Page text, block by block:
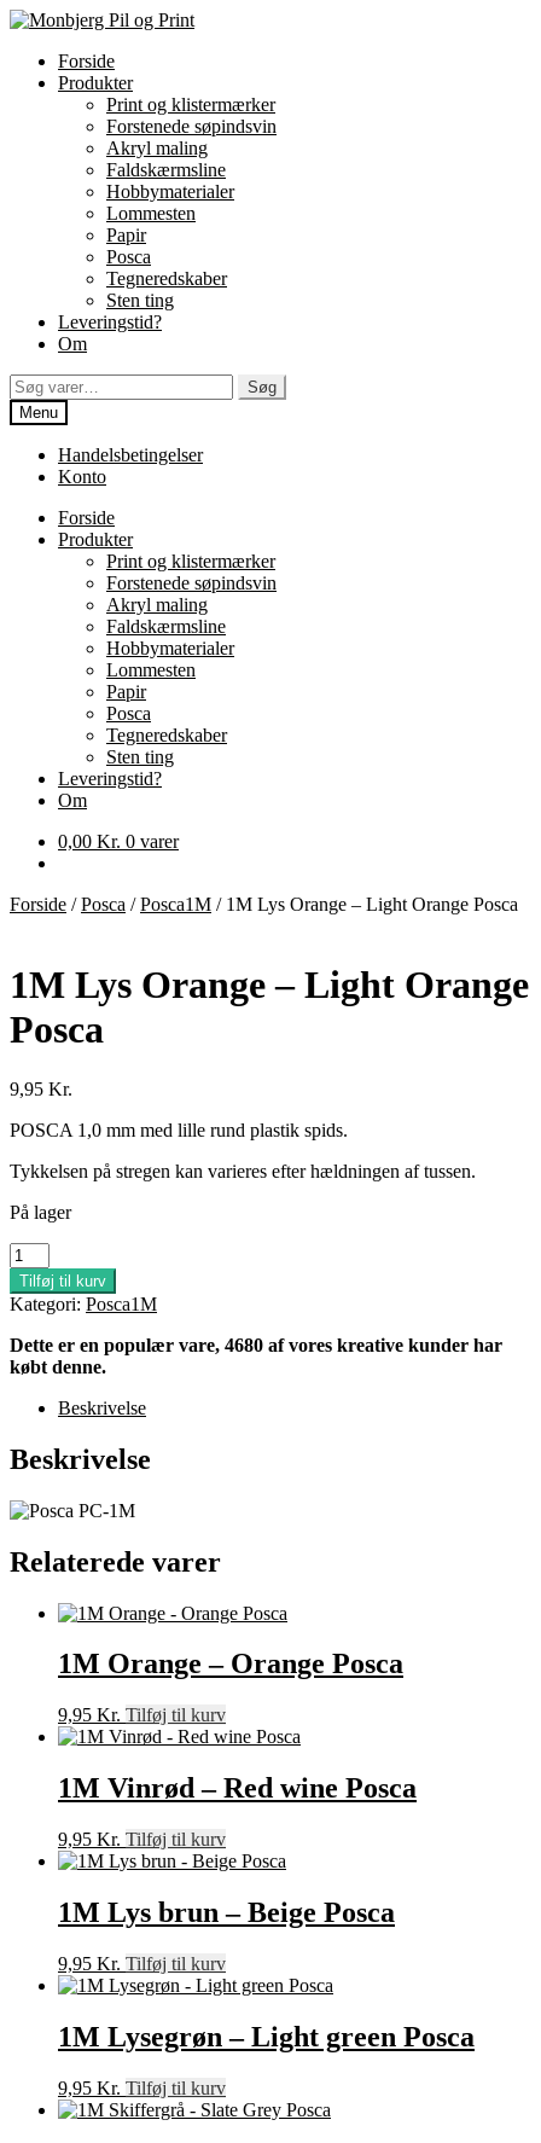
Spring
navigation
Spring
indholdForside
Produkter
Print og klistermærker
Forstenede søpindsvin
Akryl maling
Faldskærmsline
Hobbymaterialer
Lommesten
Papir
Posca
Tegneredskaber
Sten ting
Leveringstid?
Om
Søg
efter:
Søg
Menu
Handelsbetingelser
Konto
Forside
Produkter
Print og klistermærker
Forstenede søpindsvin
Akryl maling
Faldskærmsline
Hobbymaterialer
Lommesten
Papir
Posca
Tegneredskaber
Sten ting
Leveringstid?
Om
0,00 Kr. 0 varer
Forside /Posca /Posca1M / 1M Lys Orange – Light Orange Posca
1M Lys Orange – Light Orange
Posca
9,95 Kr.
POSCA 1,0 mm med lille rund plastik spids.
Tykkelsen på stregen kan varieres efter hældningen af tussen.
På lager
1M
Lys
Orange
-
Light
Orange
antal
Tilføj til kurv
Kategori: Posca1M
Dette er en populær vare, 4680 af vores kreative kunder har
købt denne.
Beskrivelse
Beskrivelse
Relaterede varer
1M Orange – Orange Posca
9,95 Kr. Tilføj til kurv
1M Vinrød – Red wine Posca
9,95 Kr. Tilføj til kurv
1M Lys brun – Beige Posca
9,95 Kr. Tilføj til kurv
1M Lysegrøn – Light green Posca
9,95 Kr. Tilføj til kurv